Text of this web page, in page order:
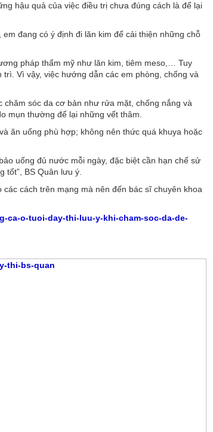
hậu quả của việc điều trị chưa đúng cách là để lại
đang có ý định đi lăn kim để cải thiện những chỗ
pháp thẩm mỹ như lăn kim, tiêm meso,… Tuy
Vì vậy, việc hướng dẫn các em phòng, chống và
sóc da cơ bản như rửa mặt, chống nắng và
mụn thường để lại những vết thâm.
ăn uống phù hợp; không nên thức quá khuya hoặc
uống đủ nước mỗi ngày, đặc biệt cần hạn chế sử
tốt”, BS Quân lưu ý.
cách trên mạng mà nên đến bác sĩ chuyên khoa
ca-o-tuoi-day-thi-luu-y-khi-cham-soc-da-de-